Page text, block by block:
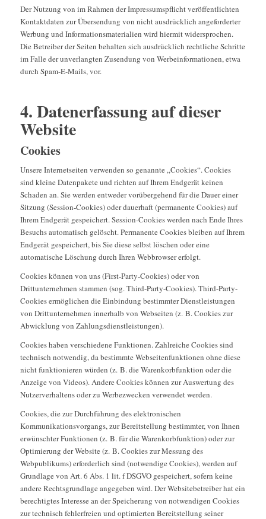
Der Nutzung von im Rahmen der Impressumspflicht veröffentlichten
Kontaktdaten zur Übersendung von nicht ausdrücklich angeforderter
Werbung und Informationsmaterialien wird hiermit widersprochen.
Die Betreiber der Seiten behalten sich ausdrücklich rechtliche Schritte
im Falle der unverlangten Zusendung von Werbeinformationen, etwa
durch Spam-E-Mails, vor.
4. Datenerfassung auf dieser
Website
Cookies
Unsere Internetseiten verwenden so genannte „Cookies“. Cookies
sind kleine Datenpakete und richten auf Ihrem Endgerät keinen
Schaden an. Sie werden entweder vorübergehend für die Dauer einer
Sitzung (Session-Cookies) oder dauerhaft (permanente Cookies) auf
Ihrem Endgerät gespeichert. Session-Cookies werden nach Ende Ihres
Besuchs automatisch gelöscht. Permanente Cookies bleiben auf Ihrem
Endgerät gespeichert, bis Sie diese selbst löschen oder eine
automatische Löschung durch Ihren Webbrowser erfolgt.
Cookies können von uns (First-Party-Cookies) oder von
Drittunternehmen stammen (sog. Third-Party-Cookies). Third-Party-
Cookies ermöglichen die Einbindung bestimmter Dienstleistungen
von Drittunternehmen innerhalb von Webseiten (z. B. Cookies zur
Abwicklung von Zahlungsdienstleistungen).
Cookies haben verschiedene Funktionen. Zahlreiche Cookies sind
technisch notwendig, da bestimmte Webseitenfunktionen ohne diese
nicht funktionieren würden (z. B. die Warenkorbfunktion oder die
Anzeige von Videos). Andere Cookies können zur Auswertung des
Nutzerverhaltens oder zu Werbezwecken verwendet werden.
Cookies, die zur Durchführung des elektronischen
Kommunikationsvorgangs, zur Bereitstellung bestimmter, von Ihnen
erwünschter Funktionen (z. B. für die Warenkorbfunktion) oder zur
Optimierung der Website (z. B. Cookies zur Messung des
Webpublikums) erforderlich sind (notwendige Cookies), werden auf
Grundlage von Art. 6 Abs. 1 lit. f DSGVO gespeichert, sofern keine
andere Rechtsgrundlage angegeben wird. Der Websitebetreiber hat ein
berechtigtes Interesse an der Speicherung von notwendigen Cookies
zur technisch fehlerfreien und optimierten Bereitstellung seiner